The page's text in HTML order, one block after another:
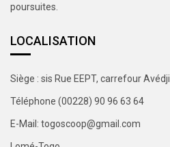
poursuites.
LOCALISATION
Siège : sis Rue EEPT, carrefour Avédji
Téléphone (00228) 90 96 63 64
E-Mail: togoscoop@gmail.com